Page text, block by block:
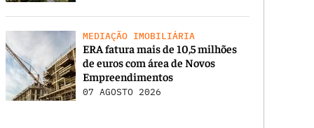
MEDIAÇÃO IMOBILIÁRIA
ERA fatura mais de 10,5 milhões
de euros com área de Novos
Empreendimentos
07 AGOSTO 2026